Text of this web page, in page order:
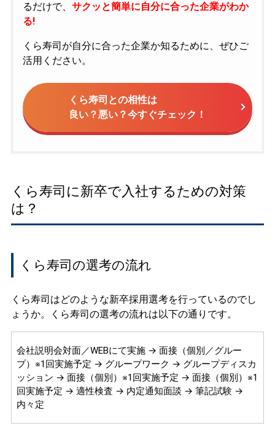
るだけで、 サクッと簡単に自分に合った企業がわか
る!
くら寿司が自分に合った企業か知るために、ぜひご
活用ください。
くら寿司との相性は
良い？悪い？今すぐチェック！
くら寿司に新卒で入社するための対策
は？
くら寿司の選考の流れ
くら寿司はどのような新卒採用選考を行っているのでし
ょうか。くら寿司の選考の流れは以下の通りです。
会社説明会対面／WEBにて実施 → 面接（個別／グルー
プ）※1回実施予定 → グループワーク → グループディスカ
ッション → 面接（個別）※1回実施予定 → 面接（個別）※1
回実施予定 → 適性検査 → 内定通知面談 → 筆記試験 →
内々定